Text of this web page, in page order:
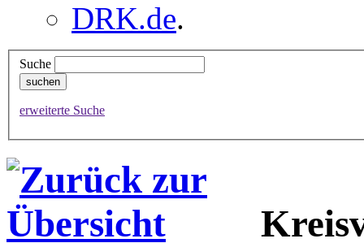
DRK.de.
Suche
erweiterte Suche